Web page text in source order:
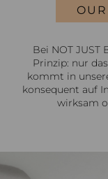
Bei NOT JUST
Prinzip: nur
kommt in
konsequent auf
wirksam